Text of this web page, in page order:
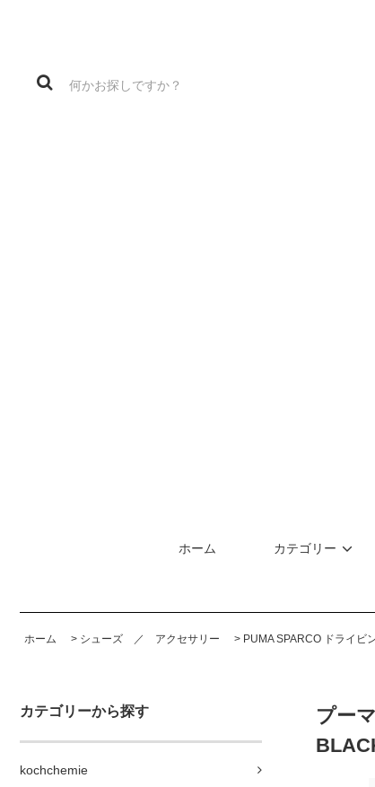
ホーム カテゴリー
ホーム > シューズ ／ アクセサリー > PUMA SPARCO ドライビ
カテゴリーから探す
kochchemie
プー